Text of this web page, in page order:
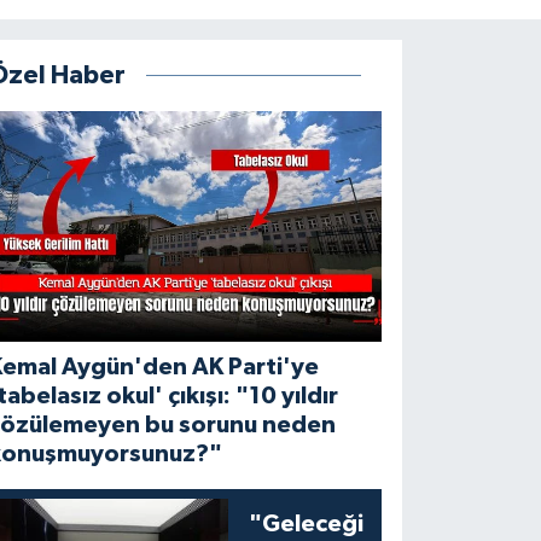
Haber
Aygün'den AK Parti'ye
okul' çıkışı: "10 yıldır
bu sorunu neden
"Geleceği